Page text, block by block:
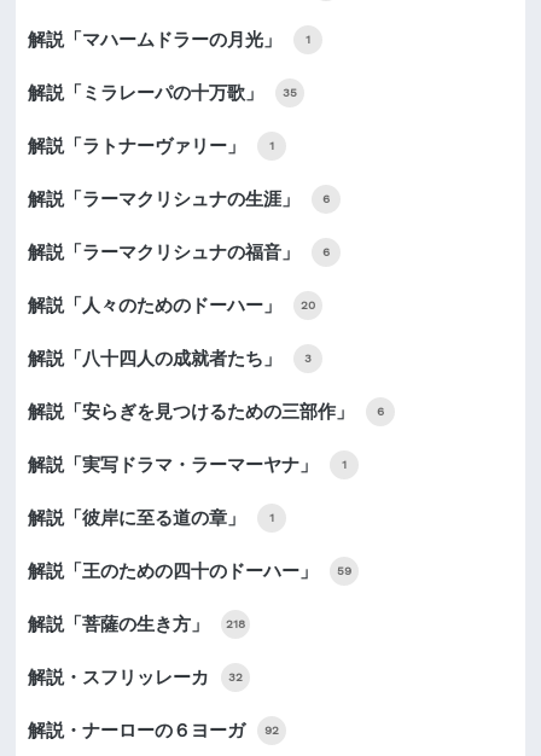
解説「マハームドラーの月光」 1
解説「ミラレーパの十万歌」 35
解説「ラトナーヴァリー」 1
解説「ラーマクリシュナの生涯」 6
解説「ラーマクリシュナの福音」 6
解説「人々のためのドーハー」 20
解説「八十四人の成就者たち」 3
解説「安らぎを見つけるための三部作」 6
解説「実写ドラマ・ラーマーヤナ」 1
解説「彼岸に至る道の章」 1
解説「王のための四十のドーハー」 59
解説「菩薩の生き方」 218
解説・スフリッレーカ 32
解説・ナーローの６ヨーガ 92